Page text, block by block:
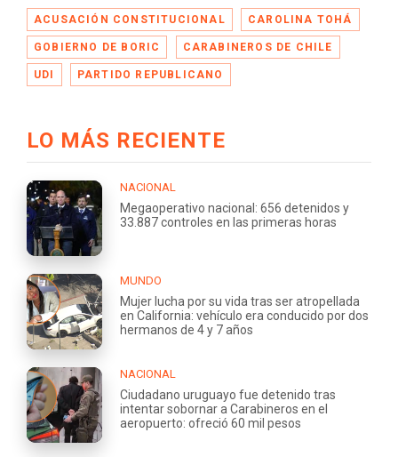
ACUSACIÓN CONSTITUCIONAL CAROLINA TOHÁ
GOBIERNO DE BORIC CARABINEROS DE CHILE
UDI PARTIDO REPUBLICANO
LO MÁS RECIENTE
NACIONAL
Megaoperativo nacional: 656 detenidos y
33.887 controles en las primeras horas
MUNDO
Mujer lucha por su vida tras ser atropellada
en California: vehículo era conducido por dos
hermanos de 4 y 7 años
NACIONAL
Ciudadano uruguayo fue detenido tras
intentar sobornar a Carabineros en el
aeropuerto: ofreció 60 mil pesos